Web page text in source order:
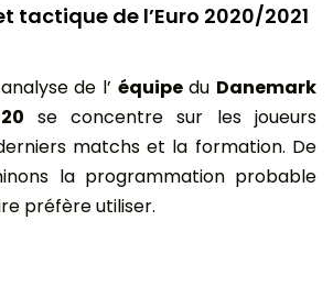
tactique de l’Euro 2020/2021
de l’ équipedu Danemark
se concentre sur les joueurs
matchs et la formation. De
la programmation probable
préfère utiliser.